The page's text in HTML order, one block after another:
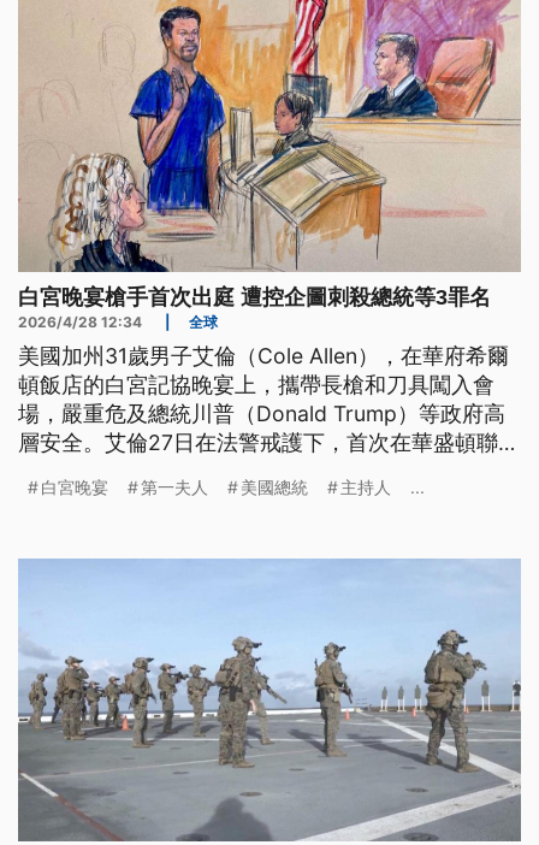
立性。
白宮晚宴槍手首次出庭 遭控企圖刺殺總統等3罪名
2026/4/28 12:34 全球
美國加州31歲男子艾倫（Cole Allen），在華府希爾
頓飯店的白宮記協晚宴上，攜帶長槍和刀具闖入會
場，嚴重危及總統川普（Donald Trump）等政府高
層安全。艾倫27日在法警戒護下，首次在華盛頓聯邦
的是企圖刺殺美國總統，罪名一旦成立，他將面臨無
白宮晚宴 第一夫人 美國總統 主持人 ...